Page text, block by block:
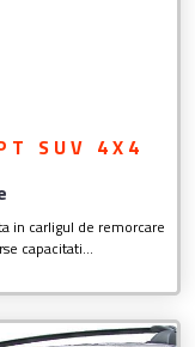
SUV 4X4
in carligul de remorcare
capacitati...